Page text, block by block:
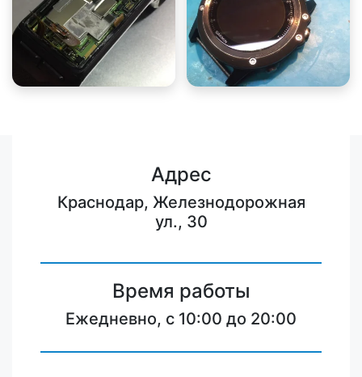
Адрес
Краснодар, Железнодорожная
ул., 30
Время работы
Ежедневно, с 10:00 до 20:00